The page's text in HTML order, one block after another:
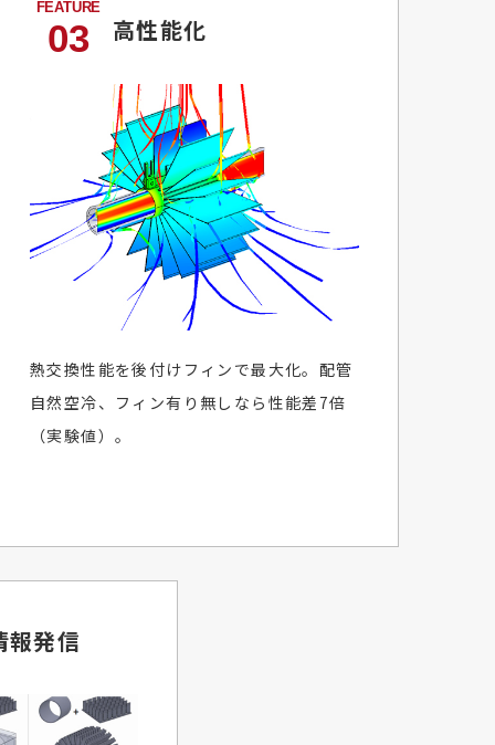
03 高性能化
熱交換性能を後付けフィンで最大化。配管
自然空冷、フィン有り無しなら性能差7倍
（実験値）。
報発信